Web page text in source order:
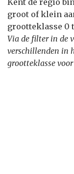
Kent de regio
groot of klein
grootteklasse 0
Via de filter in de
verschillenden in
grootteklasse